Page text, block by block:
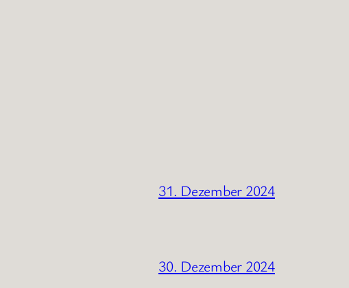
31. Dezember 2024
30. Dezember 2024